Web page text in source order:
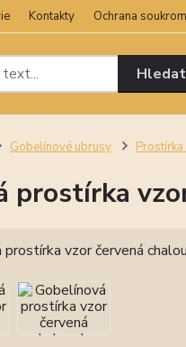
Kontakty Ochrana
Hledat
Gobelínové ubrusy
prostírka